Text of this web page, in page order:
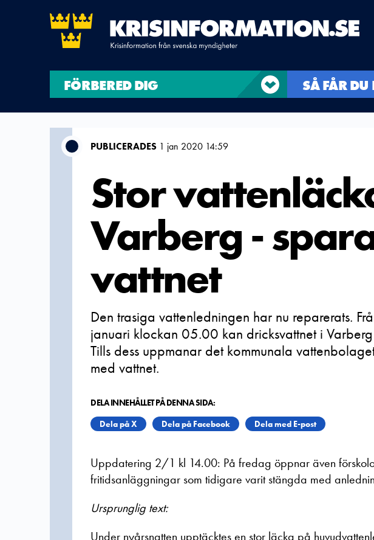
FÖRBERED DIG SÅ FÅR
PUBLICERADES 1 jan 2020 14:59
Stor
Varberg -
vattnet
Den trasiga vattenledningen har nu reparerats.
januari klockan 05.00 kan dricksvattnet i
Tills dess uppmanar det kommunala
med vattnet.
DELA INNEHÅLLET PÅ DENNA SIDA:
Dela på X
Dela på Facebook Dela med E-post
Uppdatering 2/1 kl 14.00: På fredag öppnar även
fritidsanläggningar som tidigare varit stängda med
Ursprunglig text:
Under nyårsnatten upptäcktes en stor läcka på